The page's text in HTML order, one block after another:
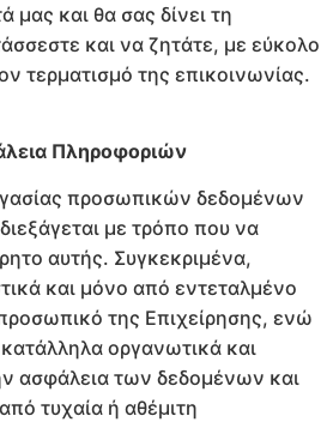
μας και θα σας δίνει τη
και να ζητάτε, με εύκολο
τερματισμό της επικοινωνίας.
Πληροφοριών
προσωπικών δεδομένων
με τρόπο που να
αυτής. Συγκεκριμένα,
και μόνο από εντεταλμένο
της Επιχείρησης, ενώ
οργανωτικά και
ασφάλεια των δεδομένων και
τυχαία ή αθέμιτη